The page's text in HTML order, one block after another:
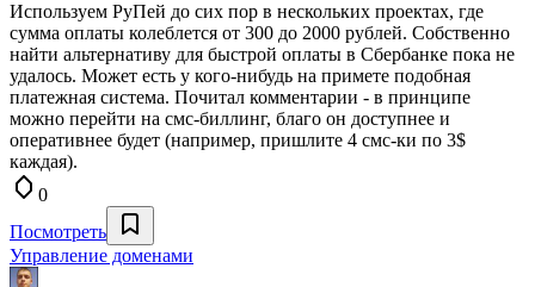
Используем РуПей до сих пор в нескольких проектах, где
сумма оплаты колеблется от 300 до 2000 рублей. Собственно
найти альтернативу для быстрой оплаты в Сбербанке пока не
удалось. Может есть у кого-нибудь на примете подобная
платежная система. Почитал комментарии - в принципе
можно перейти на смс-биллинг, благо он доступнее и
оперативнее будет (например, пришлите 4 смс-ки по 3$
каждая).
0
Посмотреть
Управление доменами